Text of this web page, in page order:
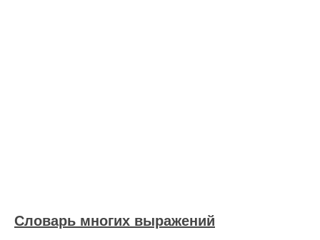
Словарь многих выражений